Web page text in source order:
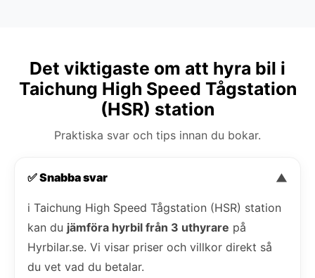
Det viktigaste om att hyra bil i
Taichung High Speed Tågstation
(HSR) station
Praktiska svar och tips innan du bokar.
✅ Snabba svar ▼
i Taichung High Speed Tågstation (HSR) station
kan du jämföra hyrbil från 3 uthyrare på
Hyrbilar.se. Vi visar priser och villkor direkt så
du vet vad du betalar.